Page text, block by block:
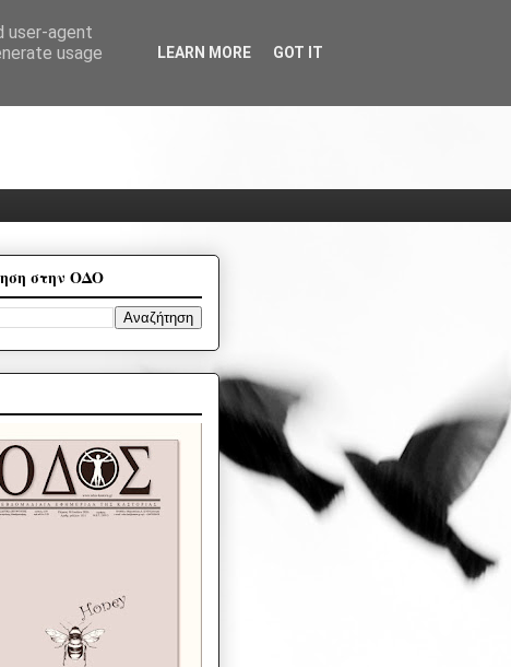
στην ΟΔΟ
user-agent
usage
LEARN MORE GOT IT